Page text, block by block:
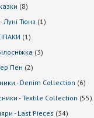
88
Луні Тюнз 1 1
1 1
33
Пен 22
- Denim Collection 66
- Textile Collection 5555
- Last Pieces 3434